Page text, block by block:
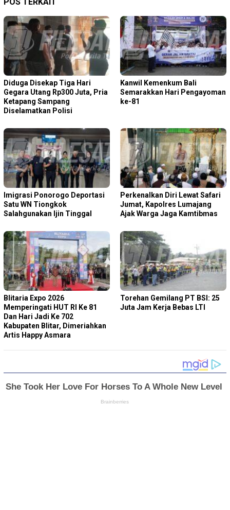
Diduga Disekap Tiga Hari
Gegara Utang Rp300 Juta, Pria
Ketapang Sampang
Diselamatkan Polisi
Kanwil Kemenkum Bali
Semarakkan Hari Pengayoman
ke-81
Imigrasi Ponorogo Deportasi
Satu WN Tiongkok
Salahgunakan Ijin Tinggal
Perkenalkan Diri Lewat Safari
Jumat, Kapolres Lumajang
Ajak Warga Jaga Kamtibmas
Blitaria Expo 2026
Memperingati HUT RI Ke 81
Dan Hari Jadi Ke 702
Kabupaten Blitar, Dimeriahkan
Artis Happy Asmara
Torehan Gemilang PT BSI: 25
Juta Jam Kerja Bebas LTI